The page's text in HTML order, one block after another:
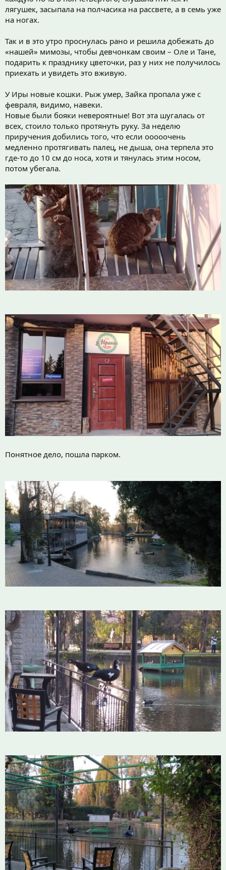
лягушек, засыпала на полчасика на рассвете, а в семь уже
на ногах.
Так и в это утро проснулась рано и решила добежать до
«нашей» мимозы, чтобы девчонкам своим – Оле и Тане,
подарить к празднику цветочки, раз у них не получилось
приехать и увидеть это вживую.
У Иры новые кошки. Рыж умер, Зайка пропала уже с
февраля, видимо, навеки.
Новые были бояки невероятные! Вот эта шугалась от
всех, стоило только протянуть руку. За неделю
приручения добились того, что если ооооочень
медленно протягивать палец, не дыша, она терпела это
где-то до 10 см до носа, хотя и тянулась этим носом,
потом убегала.
Понятное дело, пошла парком.